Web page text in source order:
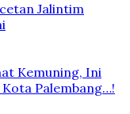
Jalintim
Kemuning, Ini
Palembang…!